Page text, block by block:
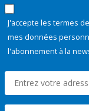
J'accepte les termes
mes données
l'abonnement à la